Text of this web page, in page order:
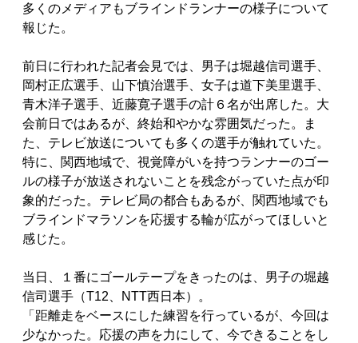
多くのメディアもブラインドランナーの様子について
報じた。
前日に行われた記者会見では、男子は堀越信司選手、
岡村正広選手、山下慎治選手、女子は道下美里選手、
青木洋子選手、近藤寛子選手の計６名が出席した。大
会前日ではあるが、終始和やかな雰囲気だった。ま
た、テレビ放送についても多くの選手が触れていた。
特に、関西地域で、視覚障がいを持つランナーのゴー
ルの様子が放送されないことを残念がっていた点が印
象的だった。テレビ局の都合もあるが、関西地域でも
ブラインドマラソンを応援する輪が広がってほしいと
感じた。
当日、１番にゴールテープをきったのは、男子の堀越
信司選手（T12、NTT西日本）。
「距離走をベースにした練習を行っているが、今回は
少なかった。応援の声を力にして、今できることをし